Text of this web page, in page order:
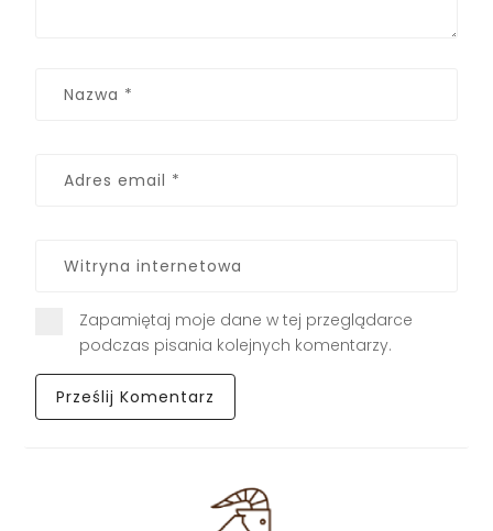
Zapamiętaj moje dane w tej przeglądarce
podczas pisania kolejnych komentarzy.